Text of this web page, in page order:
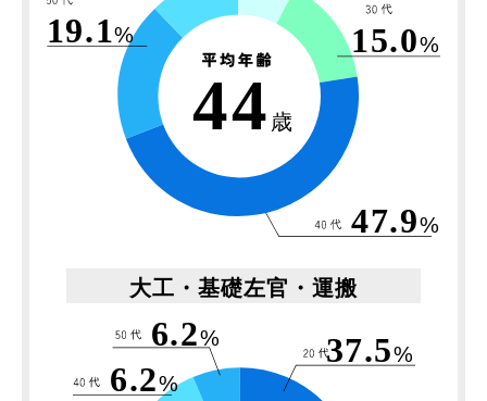
19.1%
47.9%
15.0%
44 歳
大工・基礎左官・運搬
6.2%
6.2%
37.5%